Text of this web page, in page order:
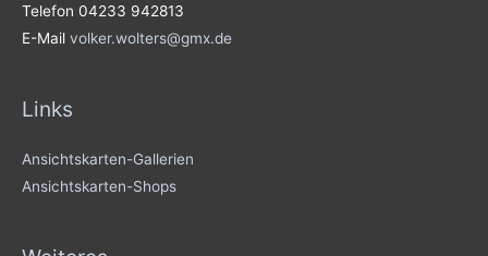
Telefon 04233 942813
E-Mail volker.wolters@gmx.de
Links
Ansichtskarten-Gallerien
Ansichtskarten-Shops